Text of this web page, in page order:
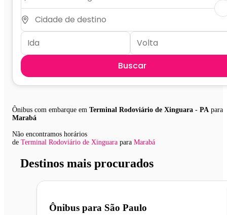
Buscar
Ônibus com embarque em Terminal Rodoviário de Xinguara - PA para
Marabá
Não encontramos horários
de Terminal Rodoviário de Xinguara para Marabá
Destinos mais procurados
Ônibus para São Paulo